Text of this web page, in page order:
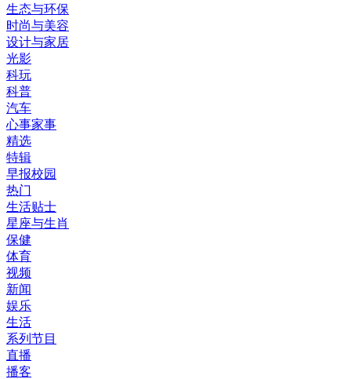
生态与环保
时尚与美容
设计与家居
光影
科玩
科普
汽车
心事家事
精选
特辑
早报校园
热门
生活贴士
星座与生肖
保健
体育
视频
新闻
娱乐
生活
系列节目
直播
播客